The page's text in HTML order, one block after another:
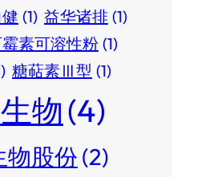
(1) 益华诸排 (1)
素可溶性粉 (1)
糖萜素Ⅲ型 (1)
物(4)
物股份(2)